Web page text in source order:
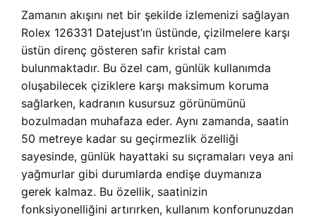
Zamanın akışını net bir şekilde izlemenizi sağlayan
Rolex 126331 Datejust’ın üstünde, çizilmelere karşı
üstün direnç gösteren safir kristal cam
bulunmaktadır. Bu özel cam, günlük kullanımda
oluşabilecek çiziklere karşı maksimum koruma
sağlarken, kadranın kusursuz görünümünü
bozulmadan muhafaza eder. Aynı zamanda, saatin
50 metreye kadar su geçirmezlik özelliği
sayesinde, günlük hayattaki su sıçramaları veya ani
yağmurlar gibi durumlarda endişe duymanıza
gerek kalmaz. Bu özellik, saatinizin
fonksiyonelliğini artırırken, kullanım konforunuzdan